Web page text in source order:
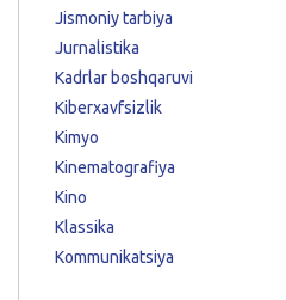
Jismoniy tarbiya
Jurnalistika
Kadrlar boshqaruvi
Kiberxavfsizlik
Kimyo
Kinematografiya
Kino
Klassika
Kommunikatsiya